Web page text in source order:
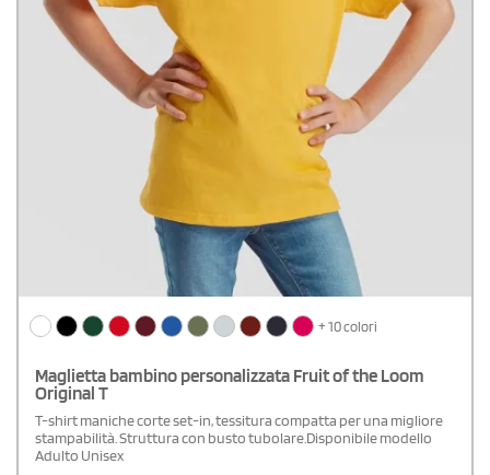
+ 10 colori
Maglietta bambino personalizzata Fruit of the Loom
Original T
T-shirt maniche corte set-in, tessitura compatta per una migliore
stampabilità. Struttura con busto tubolare.Disponibile modello
Adulto Unisex